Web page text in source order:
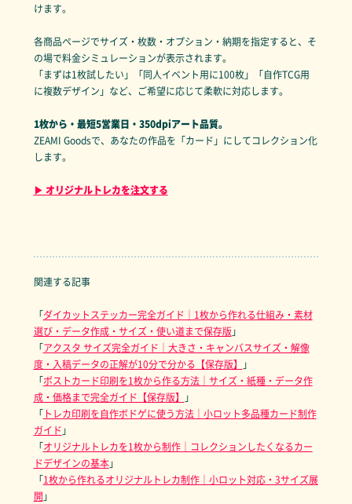
けます。
各商品ページでサイズ・枚数・オプション・納期を指定すると、そ
の場で料金シミュレーションが表示されます。
「まずは1枚試したい」「同人イベント用に100枚」「自作TCG用
に複数デザイン」など、ご希望に応じて柔軟に対応します。
1枚から・最短5営業日・350dpiアート品質。
ZEAMI Goodsで、あなたの作品を「カード」にしてコレクション化
します。
▶ オリジナルトレカを注文する
関連する記事
「ダイカットステッカー完全ガイド｜1枚から作れる仕組み・素材
選び・データ作成・サイズ・使い道まで保存版」
「アクスタ サイズ完全ガイド｜大きさ・キャンバスサイズ・解像
度・入稿データの正解が10分で分かる【保存版】
」
「ポストカード印刷を1枚から作る方法｜サイズ・紙種・データ作
成・価格まで完全ガイド【保存版】
」
「トレカ印刷を自作ボドゲに使う方法｜小ロット多品種カード制作
ガイド 」
「オリジナルトレカを1枚から制作｜コレクションしたくなるカー
ドデザインの基本」
「1枚から作れるオリジナルトレカ制作｜小ロット対応・3サイズ展
開 」